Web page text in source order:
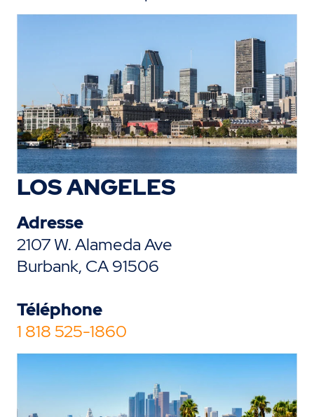
LOS ANGELES
Adresse
2107 W. Alameda Ave
Burbank, CA 91506
Téléphone
1 818 525-1860